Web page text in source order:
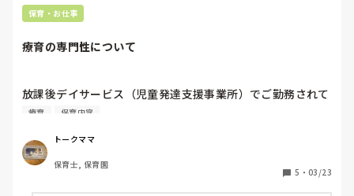
今は休むべきなんでしょうか。
保育・お仕事
療育の専門性について
放課後デイサービス（児童発達支援事業所）でご勤務されて
いる方に質問です。
療育に関する専門性は身に付きますか？
以前、放デイで働いていたのですが、療育って何？？という
くらい
療育 保育内容
トークママ
保育士, 保育園
5 ・ 03/23